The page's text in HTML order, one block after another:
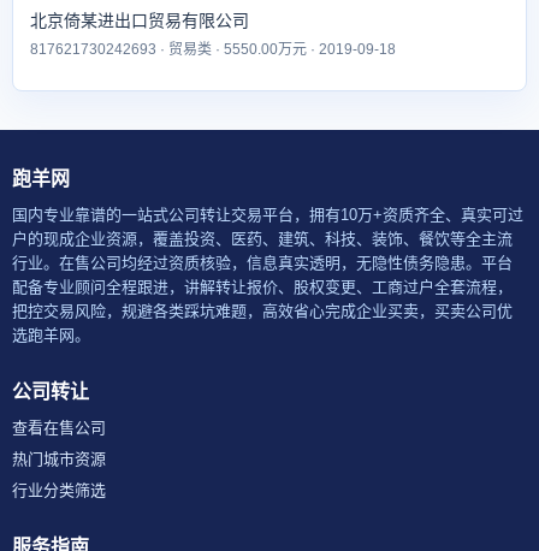
北京倚某进出口贸易有限公司
817621730242693 · 贸易类 · 5550.00万元 · 2019-09-18
跑羊网
国内专业靠谱的一站式公司转让交易平台，拥有10万+资质齐全、真实可过
户的现成企业资源，覆盖投资、医药、建筑、科技、装饰、餐饮等全主流
行业。在售公司均经过资质核验，信息真实透明，无隐性债务隐患。平台
配备专业顾问全程跟进，讲解转让报价、股权变更、工商过户全套流程，
把控交易风险，规避各类踩坑难题，高效省心完成企业买卖，买卖公司优
选跑羊网。
公司转让
查看在售公司
热门城市资源
行业分类筛选
服务指南